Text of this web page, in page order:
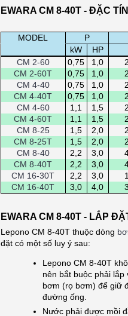
EWARA CM 8-40T - ĐẶC
MODEL P
kW HP
CM 2-60
0,75 1,0
CM 2-60T
0,75 1,0
CM 4-40
0,75 1,0
CM 4-40T
0,75 1,0
CM 4-60
1,1 1,5
CM 4-60T
1,1 1,5
CM 8-25
1,5 2,0
CM 8-25T
1,5 2,0
CM 8-40
2,2 3,0
CM 8-40T
2,2 3,0
CM 16-30T
2,2 3,0
CM 16-40T
3,0 4,0
EWARA CM 8-40T - LẮP
Lepono CM 8-40T thuộc dòng
đặt có một số luy ý sau:
Lepono CM 8-40T
nên bắt buộc phải
bơm (rọ bơm) để giữ
đường ống.
Nước phải được mồi